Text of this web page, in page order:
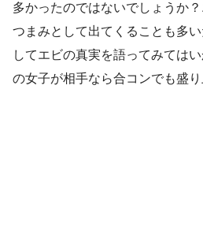
多かったのではないでしょうか
つまみとして出てくることも多
してエビの真実を語ってみては
の女子が相手なら合コンでも盛り